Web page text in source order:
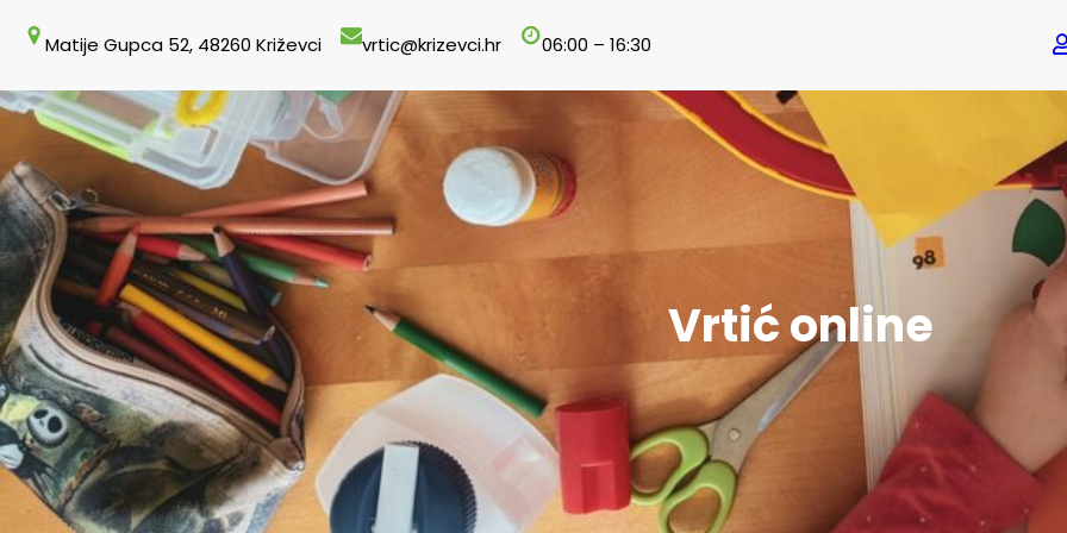
sadržaja
Matije Gupca 52, 48260 Križevci vrtic@krizevci.hr 06:00 – 16:30
Vrtić online